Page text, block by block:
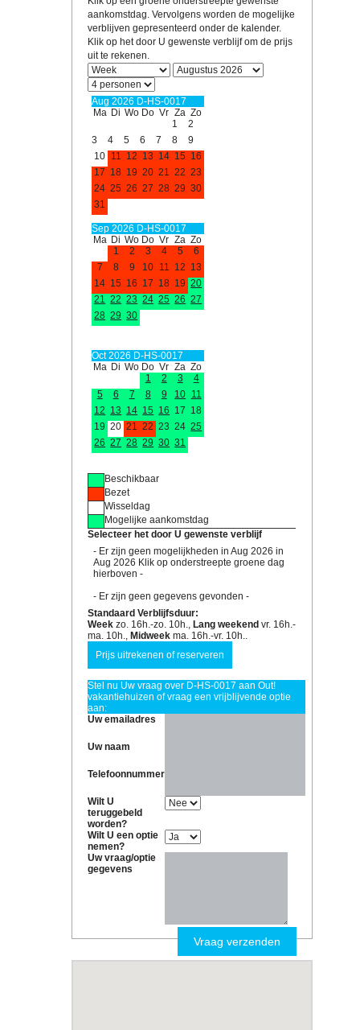
aankomstdag. Vervolgens worden de mogelijke
verblijven gepresenteerd onder de kalender.
Klik op het door U gewenste verblijf om de prijs
uit te rekenen.
Aug 2026 D-HS-0017
Ma Di Wo Do Vr Za Zo
1
2
3
4 5 6 7 8
9
10 11 12 13 14 15 16
17 18 19 20 21 22 23
24 25 26 27 28 29 30
31
Sep 2026 D-HS-0017
Ma Di Wo Do Vr Za Zo
1
2 3 4 5
6
7
8 9 10 11 12 13
14 15 16 17 18 19 20
21 22 23 24 25 26 27
28 29 30
Oct 2026 D-HS-0017
Ma Di Wo Do Vr Za Zo
1
2 3
4
5
6 7 8 9 10 11
12 13 14 15 16 17 18
19 20 21 22 23 24 25
26 27 28 29 30 31
Beschikbaar
Bezet
Wisseldag
Mogelijke aankomstdag
Selecteer het door U gewenste verblijf
- Er zijn geen mogelijkheden in Aug 2026 in
Aug 2026 Klik op onderstreepte groene dag
hierboven -
- Er zijn geen gegevens gevonden -
Standaard Verblijfsduur:
Week zo. 16h.-zo. 10h., Lang weekend vr. 16h.-
ma. 10h., Midweek ma. 16h.-vr. 10h..
Stel nu Uw vraag over D-HS-0017 aan Out!
vakantiehuizen of vraag een vrijblijvende optie
aan:
Uw emailadres
Uw naam
Telefoonnummer
Wilt U
teruggebeld
worden?
Wilt U een optie
nemen?
Uw vraag/optie
gegevens